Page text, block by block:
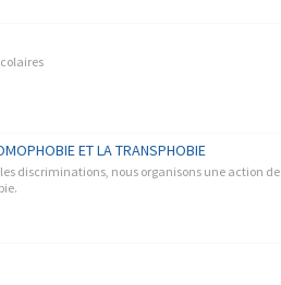
ET LA TRANSPHOBIE
discriminations, nous organisons une action de